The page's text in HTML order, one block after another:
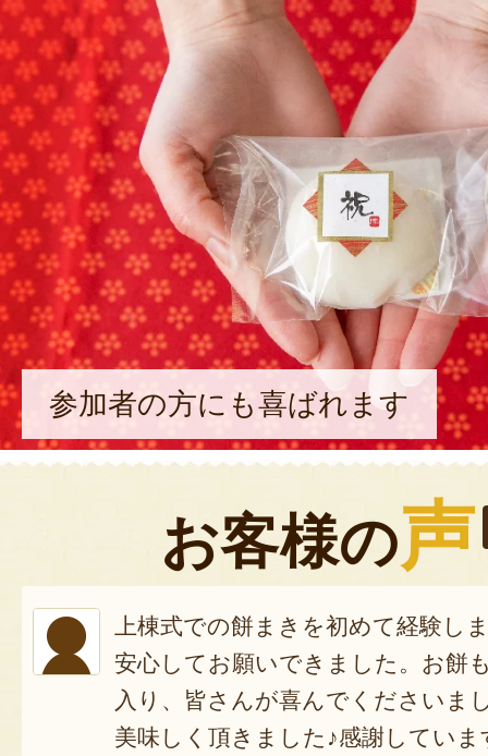
参加者の方にも喜ばれます
お客様の声
上棟式での餅まきを初めて経験し
安心してお願いできました。お餅
入り、皆さんが喜んでくださいま
美味しく頂きました♪感謝してい